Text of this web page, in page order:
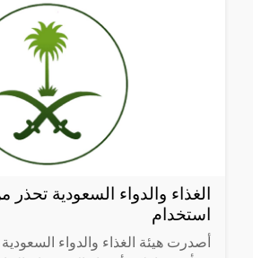
الغذاء والدواء السعودية
استخدام
أصدرت هيئة الغذاء والدواء السعودية